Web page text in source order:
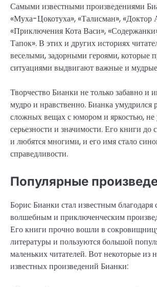
Самыми известными произведениями
«Муха-Цокотуха», «Талисман», «Доктор
«Приключения Кота Васи»,
Тапок». В этих и других историях
веселыми, задорными героями, которые
ситуациями выдвигают важные и
Творчество Бианки не только забавно и
мудро и нравственно. Бианка умудрился
сложных вещах с юмором и яркостью, не
серьезности и значимости. Его книги до
и любятся многими, и его имя стало
справедливости.
Популярные
Борис Бианки стал известным благодаря
волшебным и приключенческим
Его книги прочно вошли в
литературы и пользуются большой
маленьких читателей. Вот некоторые из
известных произведений Бианки: